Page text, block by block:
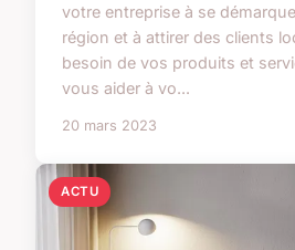
votre entreprise à se
région et à attirer des clients
besoin de vos produits et
vous aider à vo...
20 mars 2023
ACTU